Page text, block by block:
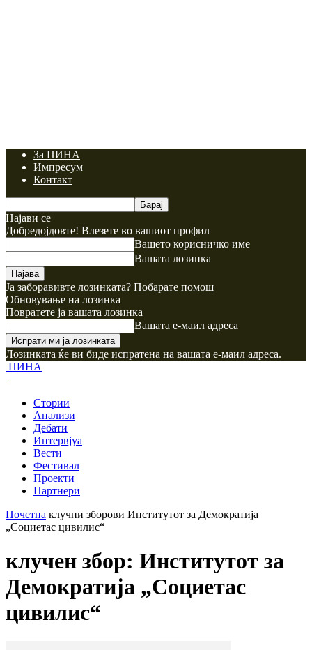
За ПИНА
Импресум
Контакт
Најави се
Добредојдовте! Влезете во вашиот профил
Вашето корисничко име
Вашата лозинка
Ја заборавивте лозинката? Побарате помош
Обновување на лозинка
Повратете ја вашата лозинка
Вашата е-маил адреса
Лозинката ќе ви биде испратена на вашата е-маил адреса.
ПИНА
Стории
Анализи
Дебати
Интервјуа
Вести
Фестивал
Проекти
Партнери
Почетна клучни зборови Институтот за Демократија
„Социетас цивилис“
клучен збор: Институтот за
Демократија „Социетас
цивилис“